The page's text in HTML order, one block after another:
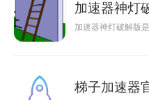
加速器神灯
加速器神灯破解版
梯子加速器